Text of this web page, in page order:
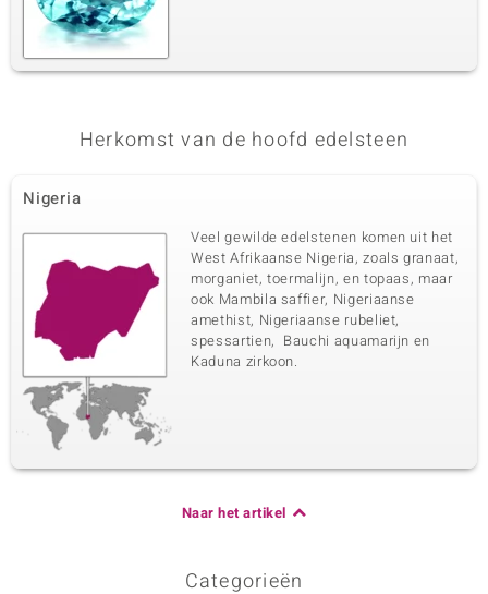
Vierde edelsteen
Karaatgewicht som
0,101 ct
Slijpvorm
Rond geslepen
Bezel
Vijfde edelsteen
Edelsteen exact
Nigeriaanse roze toermalijn
Aantal en grootte
2 à 2,8 mm
Karaatgewicht som
0,158 ct
Slijpvorm
Rond geslepen
Zetting
Bezel
Aantal en grootte
Rond geslepen
Herkomst van de hoofd edelsteen
Nigeria
Veel gewilde edelstenen komen uit het
West Afrikaanse Nigeria, zoals granaat,
morganiet, toermalijn, en topaas, maar
ook Mambila saffier, Nigeriaanse
amethist, Nigeriaanse rubeliet,
spessartien, Bauchi aquamarijn en
Kaduna zirkoon.
Naar het artikel
Categorieën